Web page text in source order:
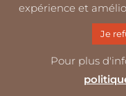
expérience et
Je
Pour plus